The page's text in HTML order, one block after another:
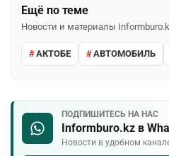
Ещё по теме
Новости и материалы
АКТОБЕ АВТОМОБИЛЬ
ПОДПИШИТЕСЬ НА НАС
Informburo.kz в
Новости в удобном